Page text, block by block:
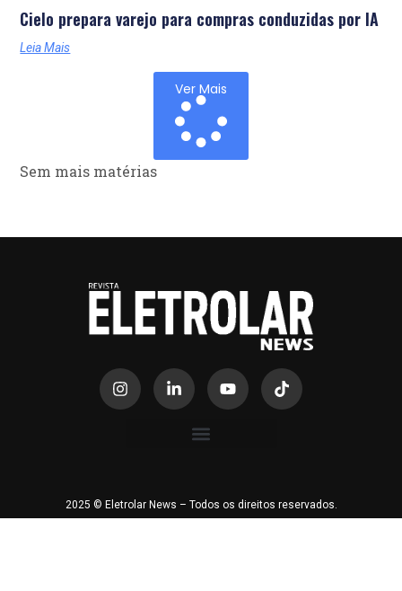
Cielo prepara varejo para compras conduzidas por IA
Leia Mais
Ver Mais
Sem mais matérias
2025 © Eletrolar News – Todos os direitos reservados.